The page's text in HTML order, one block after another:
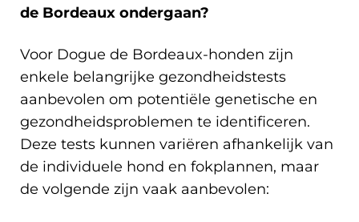
de Bordeaux ondergaan?
Voor Dogue de Bordeaux-honden zijn
enkele belangrijke gezondheidstests
aanbevolen om potentiële genetische en
gezondheidsproblemen te identificeren.
Deze tests kunnen variëren afhankelijk van
de individuele hond en fokplannen, maar
de volgende zijn vaak aanbevolen: